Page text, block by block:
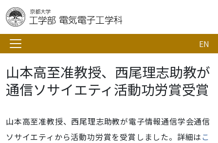
EN
山本高至准教授、西尾理志助教が
通信ソサイエティ活動功労賞受賞
山本高至准教授、西尾理志助教が電子情報通信学会通信
ソサイエティから活動功労賞を受賞しました。詳細は こ